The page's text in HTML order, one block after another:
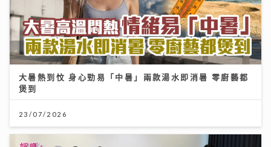
大暑熱到忟 身心勁易「中暑」兩款湯水即消暑 零廚藝都
煲到
23/07/2026